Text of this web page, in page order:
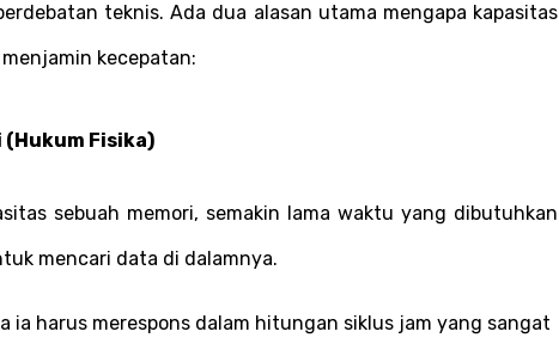
teknis. Ada dua alasan utama mengapa kapasitas
kecepatan:
(Hukum Fisika)
sebuah memori, semakin lama waktu yang dibutuhkan
mencari data di dalamnya.
ia harus merespons dalam hitungan siklus jam yang sangat